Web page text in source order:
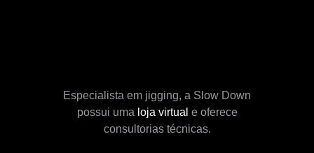
Especialista em jigging, a Slow Down
possui uma loja virtual e oferece
consultorias técnicas.